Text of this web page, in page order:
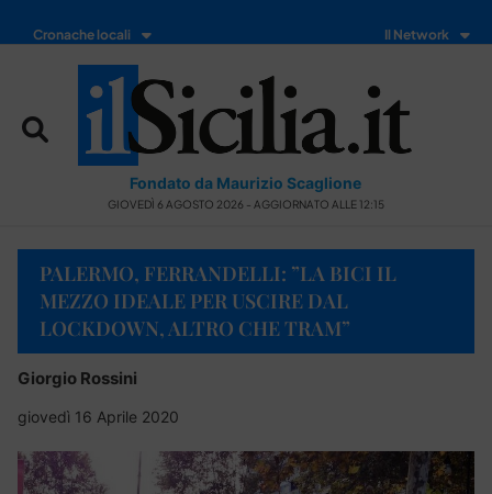
Cronache locali Il Network
Fondato da Maurizio Scaglione
GIOVEDÌ 6 AGOSTO 2026 - AGGIORNATO ALLE 12:15
PALERMO, FERRANDELLI: ”LA BICI IL
MEZZO IDEALE PER USCIRE DAL
LOCKDOWN, ALTRO CHE TRAM”
Giorgio Rossini
giovedì 16 Aprile 2020